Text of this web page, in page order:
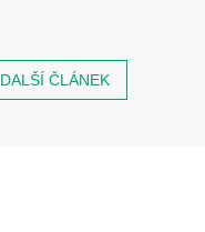
DALŠÍ ČLÁNEK